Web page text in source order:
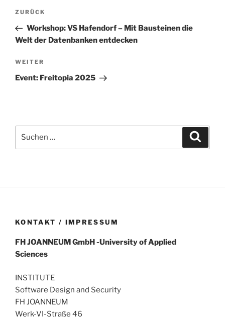
Beitragsnavigation
Vorheriger
Beitrag
ZURÜCK
Workshop: VS Hafendorf – Mit Bausteinen die
Welt der Datenbanken entdecken
Nächster
Beitrag
WEITER
Event: Freitopia 2025
nach:
KONTAKT / IMPRESSUM
FH JOANNEUM GmbH -University of Applied
Sciences
INSTITUTE
Software Design and Security
FH JOANNEUM
Werk-VI-Straße 46